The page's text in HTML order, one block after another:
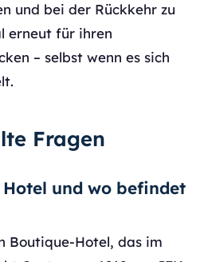
und bei der Rückkehr zu
erneut für ihren
– selbst wenn es sich
Fragen
Hotel und wo befindet
Boutique-Hotel, das im